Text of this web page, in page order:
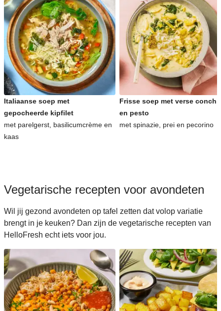
Italiaanse soep met
gepocheerde kipfilet
met parelgerst, basilicumcrème en
kaas
Frisse soep met verse
en pesto
met spinazie, prei en pecorino
Vegetarische recepten voor avondeten
Wil jij gezond avondeten op tafel zetten dat volop variatie
brengt in je keuken? Dan zijn de vegetarische recepten van
HelloFresh echt iets voor jou.